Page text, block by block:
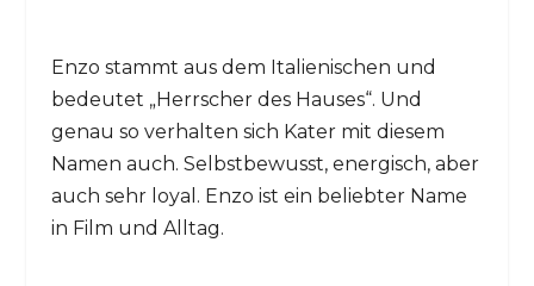
Enzo stammt aus dem Italienischen und
bedeutet „Herrscher des Hauses“. Und
genau so verhalten sich Kater mit diesem
Namen auch. Selbstbewusst, energisch, aber
auch sehr loyal. Enzo ist ein beliebter Name
in Film und Alltag.